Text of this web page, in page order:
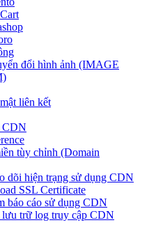
đổi hình ảnh (IMAGE
liên kết
CDN
tùy chỉnh (Domain
dõi hiện trạng sử dụng CDN
SSL Certificate
báo cáo sử dụng CDN
lưu trữ log truy cập CDN